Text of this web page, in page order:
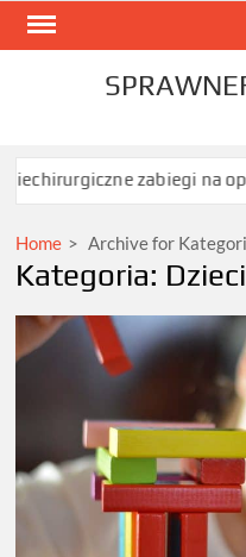
Skip
powieki w Grodzisku
Home > Archive for
Kategoria: